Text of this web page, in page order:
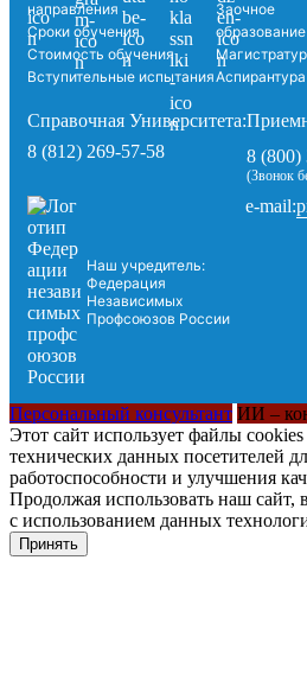
направления
Сроки обучения
Стоимость обучения
Вступительные испытания
Заочное
образование
Аспирантура
Справочная Университета:
8 (812) 269-57-58
8 (800)
(Звонок
Наш учредитель:
Федерация
Независимых
Профсоюзов России
e-mail:
Персональный консультант ИИ –
Этот сайт использует файлы
технических данных посетителей
работоспособности и улучшения
Продолжая использовать наш сайт,
с использованием данных
Принять